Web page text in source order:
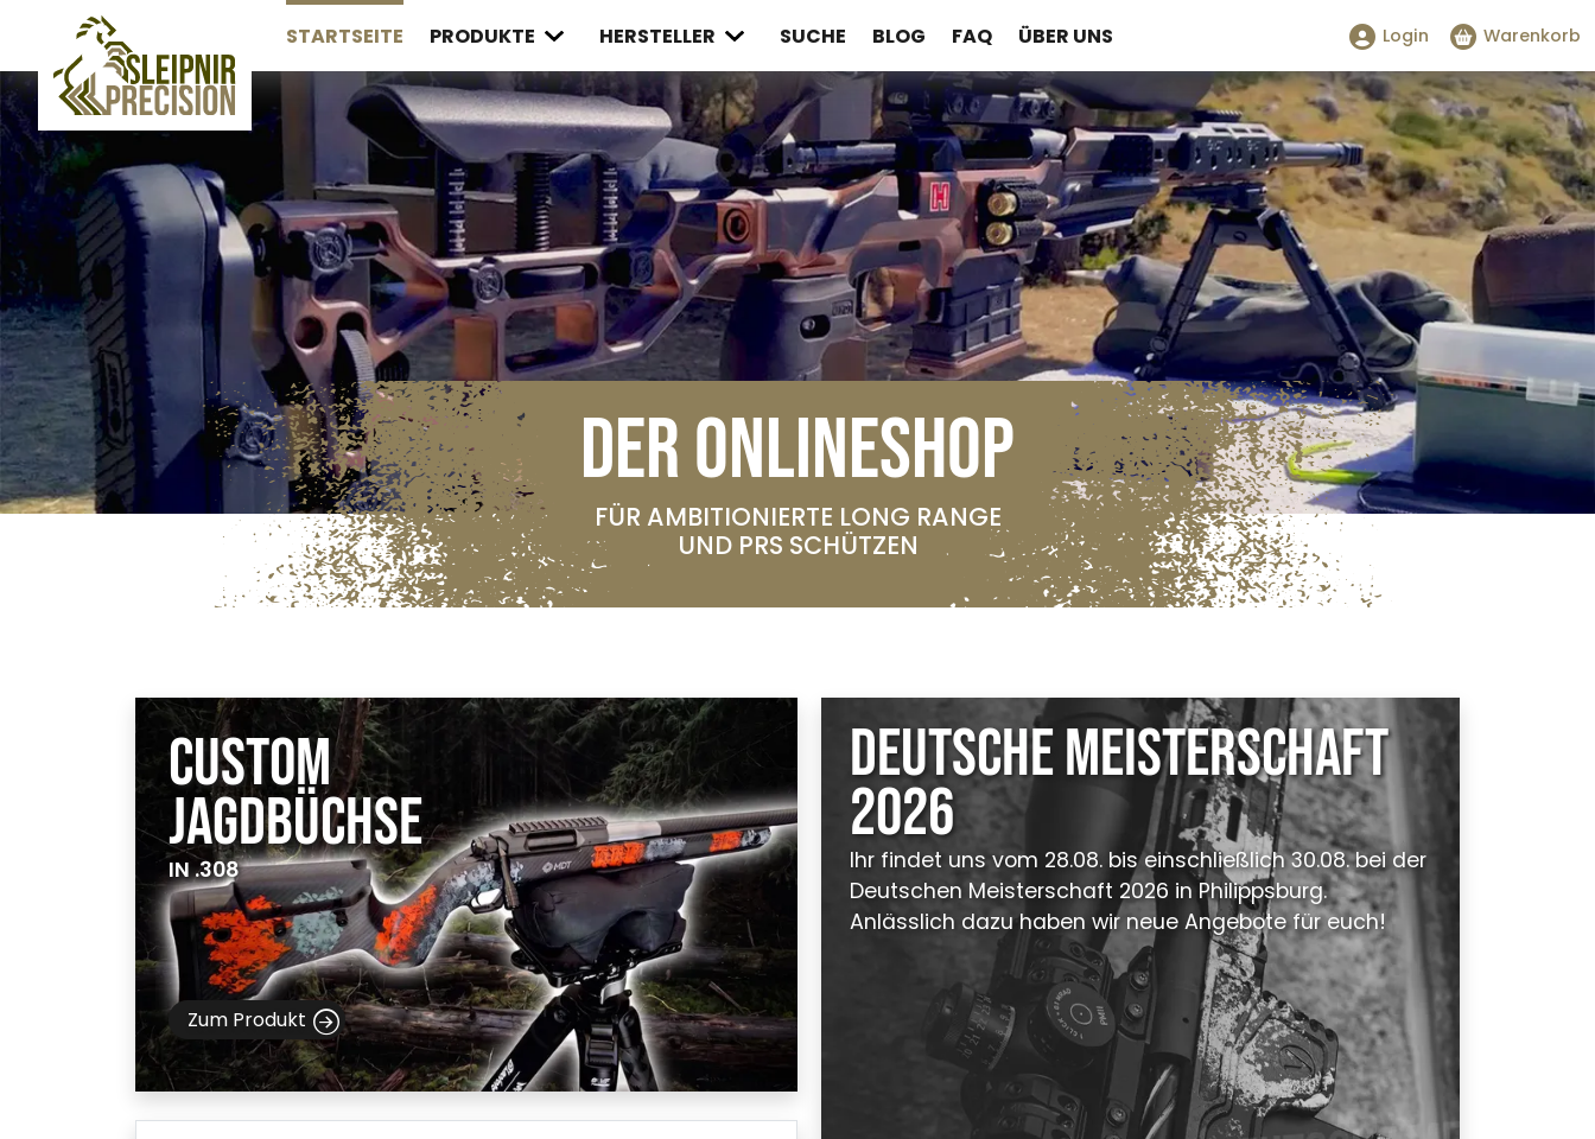
STARTSEITE PRODUKTE HERSTELLER SUCHE BLOG FAQ ÜBER UNS Login Warenkorb
DER ONLINESHOP
FÜR AMBITIONIERTE LONG RANGE
UND PRS SCHÜTZEN
Custom
Jagdbüchse
IN .308
Zum Produkt
Deutsche Meisterschaft
2026
Ihr findet uns vom 28.08. bis einschließlich 30.08. bei der
Deutschen Meisterschaft 2026 in Philippsburg.
Anlässlich dazu haben wir neue Angebote für euch!